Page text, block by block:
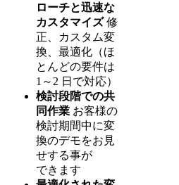
ローチと迅速な
カスタマイズ修
正、カスタム変
換、最適化（ほ
とんどの要件は
1～2 日で対応）
検討段階での共
同作業 お客様の
検討期間中に変
換のデモをお見
せする事が
できます